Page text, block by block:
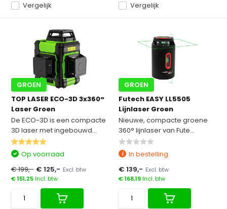
Vergelijk Vergelijk
GROEN
TOP LASER ECO-3D 3x360°
Laser Groen
De ECO-3D is een compacte
3D laser met ingebouwd...
Op voorraad
€ 199,- € 125,- Excl. btw
€ 151,25Incl. btw
GROEN
Futech EASY LL5505
Lijnlaser Groen
Nieuwe, compacte groene
360° lijnlaser van Fute...
In bestelling
€ 139,- Excl. btw
€ 168,19Incl. btw